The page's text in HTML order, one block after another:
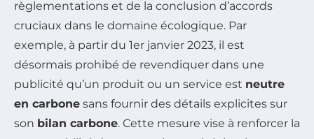
règlementations et de la conclusion d’accords
cruciaux dans le domaine écologique. Par
exemple, à partir du 1er janvier 2023, il est
désormais prohibé de revendiquer dans une
publicité qu’un produit ou un service est neutre
en carbone sans fournir des détails explicites sur
son bilan carbone. Cette mesure vise à renforcer la